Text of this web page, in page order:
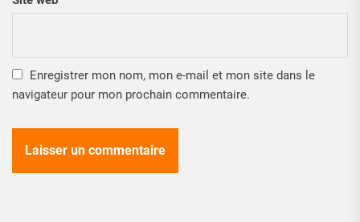
Enregistrer mon nom, mon e-mail et mon site dans le
navigateur pour mon prochain commentaire.